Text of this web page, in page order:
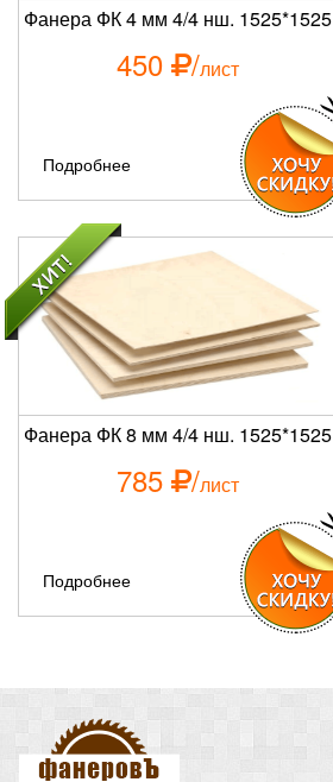
Фанера ФК 4 мм 4/4 нш. 1525*1525
450 /лист
Подробнее
Фанера ФК 8 мм 4/4 нш. 1525*1525
785 /лист
Подробнее